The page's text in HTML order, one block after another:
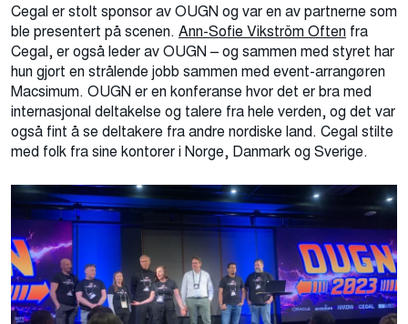
Cegal er stolt sponsor av OUGN og var en av partnerne som
ble presentert på scenen. Ann-Sofie Vikström Often fra
Cegal, er også leder av OUGN – og sammen med styret har
hun gjort en strålende jobb sammen med event-arrangøren
Macsimum. OUGN er en konferanse hvor det er bra med
internasjonal deltakelse og talere fra hele verden, og det var
også fint å se deltakere fra andre nordiske land. Cegal stilte
med folk fra sine kontorer i Norge, Danmark og Sverige.